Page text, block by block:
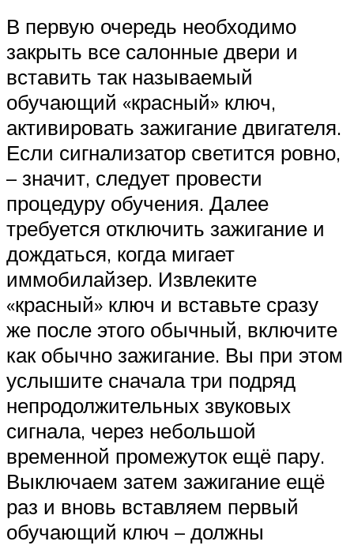
В первую очередь необходимо
закрыть все салонные двери и
вставить так называемый
обучающий «красный» ключ,
активировать зажигание двигателя.
Если сигнализатор светится ровно,
– значит, следует провести
процедуру обучения. Далее
требуется отключить зажигание и
дождаться, когда мигает
иммобилайзер. Извлеките
«красный» ключ и вставьте сразу
же после этого обычный, включите
как обычно зажигание. Вы при этом
услышите сначала три подряд
непродолжительных звуковых
сигнала, через небольшой
временной промежуток ещё пару.
Выключаем затем зажигание ещё
раз и вновь вставляем первый
обучающий ключ – должны